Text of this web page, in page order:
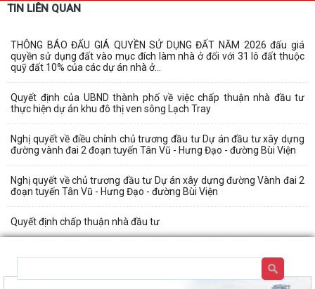
TIN LIÊN QUAN
THÔNG BÁO ĐẤU GIÁ QUYỀN SỬ DỤNG ĐẤT NĂM 2026 đấu giá
quyền sử dụng đất vào mục đích làm nhà ở đối với 31 lô đất thuộc
quỹ đất 10% của các dự án nhà ở...
Quyết định của UBND thành phố về việc chấp thuận nhà đầu tư
thực hiện dự án khu đô thị ven sông Lạch Tray
Nghị quyết về điều chỉnh chủ trương đầu tư Dự án đầu tư xây dựng
đường vành đai 2 đoạn tuyến Tân Vũ - Hưng Đạo - đường Bùi Viện
Nghị quyết về chủ trương đầu tư Dự án xây dựng đường Vành đai 2
đoạn tuyến Tân Vũ - Hưng Đạo - đường Bùi Viện
Quyết định chấp thuận nhà đầu tư